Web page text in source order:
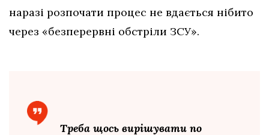
наразі розпочати процес не вдається нібито
через «безперервні обстріли ЗСУ».
Треба щось вирішувати по